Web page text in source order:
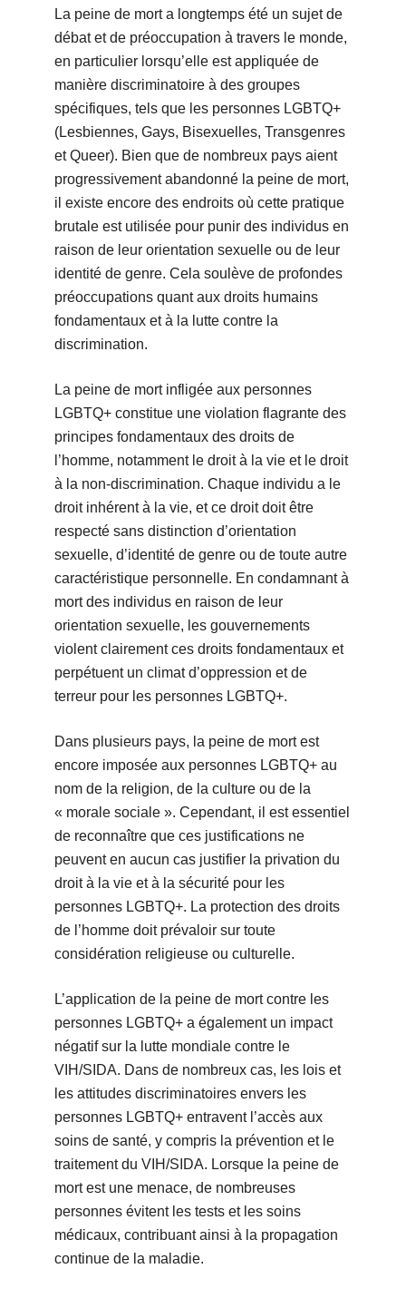
La peine de mort a longtemps été un sujet de
débat et de préoccupation à travers le monde,
en particulier lorsqu’elle est appliquée de
manière discriminatoire à des groupes
spécifiques, tels que les personnes LGBTQ+
(Lesbiennes, Gays, Bisexuelles, Transgenres
et Queer). Bien que de nombreux pays aient
progressivement abandonné la peine de mort,
il existe encore des endroits où cette pratique
brutale est utilisée pour punir des individus en
raison de leur orientation sexuelle ou de leur
identité de genre. Cela soulève de profondes
préoccupations quant aux droits humains
fondamentaux et à la lutte contre la
discrimination.
La peine de mort infligée aux personnes
LGBTQ+ constitue une violation flagrante des
principes fondamentaux des droits de
l’homme, notamment le droit à la vie et le droit
à la non-discrimination. Chaque individu a le
droit inhérent à la vie, et ce droit doit être
respecté sans distinction d’orientation
sexuelle, d’identité de genre ou de toute autre
caractéristique personnelle. En condamnant à
mort des individus en raison de leur
orientation sexuelle, les gouvernements
violent clairement ces droits fondamentaux et
perpétuent un climat d’oppression et de
terreur pour les personnes LGBTQ+.
Dans plusieurs pays, la peine de mort est
encore imposée aux personnes LGBTQ+ au
nom de la religion, de la culture ou de la
« morale sociale ». Cependant, il est essentiel
de reconnaître que ces justifications ne
peuvent en aucun cas justifier la privation du
droit à la vie et à la sécurité pour les
personnes LGBTQ+. La protection des droits
de l’homme doit prévaloir sur toute
considération religieuse ou culturelle.
L’application de la peine de mort contre les
personnes LGBTQ+ a également un impact
négatif sur la lutte mondiale contre le
VIH/SIDA. Dans de nombreux cas, les lois et
les attitudes discriminatoires envers les
personnes LGBTQ+ entravent l’accès aux
soins de santé, y compris la prévention et le
traitement du VIH/SIDA. Lorsque la peine de
mort est une menace, de nombreuses
personnes évitent les tests et les soins
médicaux, contribuant ainsi à la propagation
continue de la maladie.